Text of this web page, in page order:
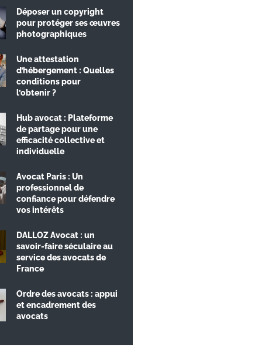
Déposer un copyright
pour protéger ses œuvres
photographiques
Une attestation
d’hébergement : Quelles
conditions pour
l’obtenir ?
Hub avocat : Plateforme
de partage pour une
efficacité collective et
individuelle
Avocat Paris : Un
professionnel de
confiance pour défendre
vos intérêts
DALLOZ Avocat : un
savoir-faire séculaire au
service des avocats de
France
Ordre des avocats : appui
et encadrement des
avocats